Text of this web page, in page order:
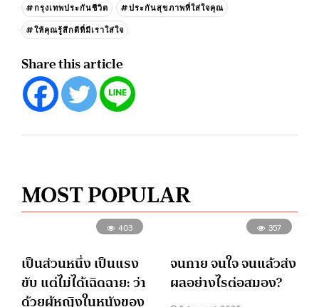
#กรุงเทพประกันชีวิต
#ประกันสุขภาพที่ใส่ใจคุณ
#ให้คุณรู้สึกดีที่มีเราใส่ใจ
Share this article
MOST POPULAR
403
เป็นส่วนหนึ่ง เป็นแรง
ขับ แต่ไม่ได้เฉิดฉาย: ว่า
ด้วยผู้หญิงในหนังของ
357
จนกาย จนใจ จนแล้วส่ง
ผลอย่างไรต่อสมอง?